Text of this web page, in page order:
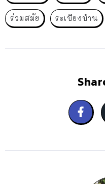
ร่วมสมัย ระเบียงบ้าน